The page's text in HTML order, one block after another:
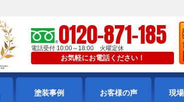
0120-871-185
電話受付 10:00～18:00 火曜定休
お気軽にお電話ください！
塗装事例 お客様の声 現